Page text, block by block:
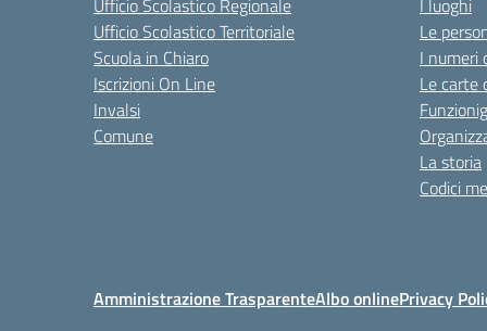
Ufficio Scolastico Regionale
Ufficio Scolastico Territoriale
Scuola in Chiaro
Iscrizioni On Line
Invalsi
Comune
I luoghi
Le
I numeri
Le carte
La storia
Codici
Amministrazione TrasparenteAlbo onlinePrivacy